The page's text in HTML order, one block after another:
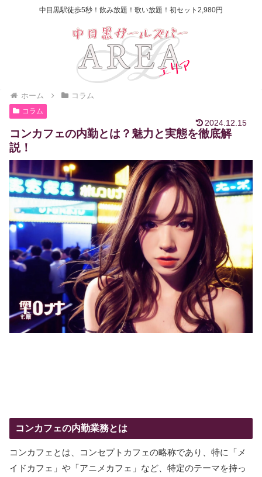
中目黒駅徒歩5秒！飲み放題！歌い放題！初セット2,980円
ホーム コラム
コラム
2024.12.15
コンカフェの内勤とは？魅力と実態を徹底解
説！
コンカフェの内勤業務とは
コンカフェとは、コンセプトカフェの略称であり、特に「メ
イドカフェ」や「アニメカフェ」など、特定のテーマを持っ